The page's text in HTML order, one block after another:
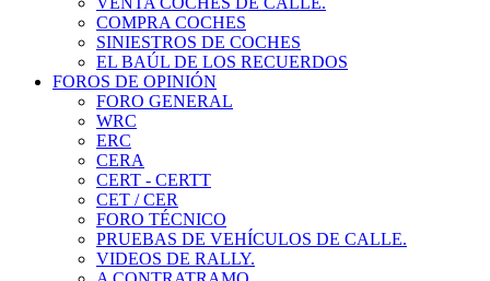
SINIESTROS DE COCHES
EL BAÚL DE LOS RECUERDOS
FOROS DE OPINIÓN
FORO GENERAL
WRC
ERC
CERA
CERT - CERTT
CET / CER
FORO TÉCNICO
PRUEBAS DE VEHÍCULOS DE CALLE.
VIDEOS DE RALLY.
A CONTRATRAMO
TIENDA ONLINE